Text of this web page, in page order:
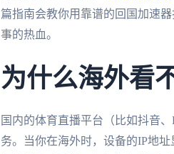
篇指南会教你用靠谱的回国加速
事的热血。
为什么海外看
国内的体育直播平台（比如抖音
务。当你在海外时，设备的IP地